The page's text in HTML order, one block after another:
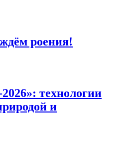
роения!
технологии
и